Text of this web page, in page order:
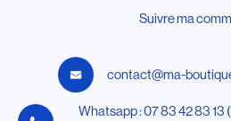
Suivre ma
contact@ma-
Whatsapp : 07 83 42 83 13